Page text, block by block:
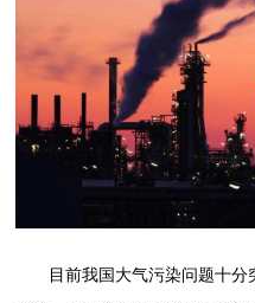
目前我国大气污染问题十分